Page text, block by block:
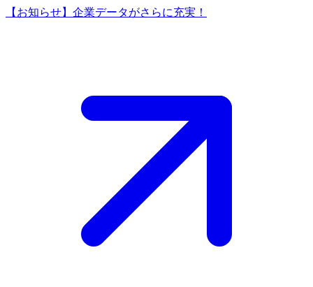
【お知らせ】企業データがさらに充実！